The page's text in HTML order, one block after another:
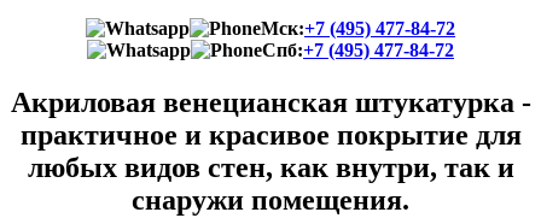
Мск:+7 (495) 477-84-72
Спб:+7 (495) 477-84-72
Акриловая венецианская штукатурка -
практичное и красивое покрытие для
любых видов стен, как внутри, так и
снаружи помещения.